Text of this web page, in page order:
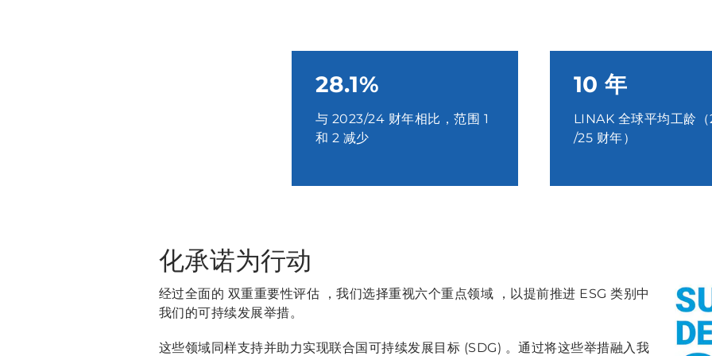
28.1%
与 2023/24 财年相比，范围 1
和 2 减少
10 年
LINAK 全球平均工龄
/25 财年）
化承诺为行动
经过全面的 双重重要性评估 ，我们选择重视六个重点领域 ，以提前推进 ESG 类别中
我们的可持续发展举措。
这些领域同样支持并助力实现联合国可持续发展目标 (SDG) 。通过将这些举措融入我